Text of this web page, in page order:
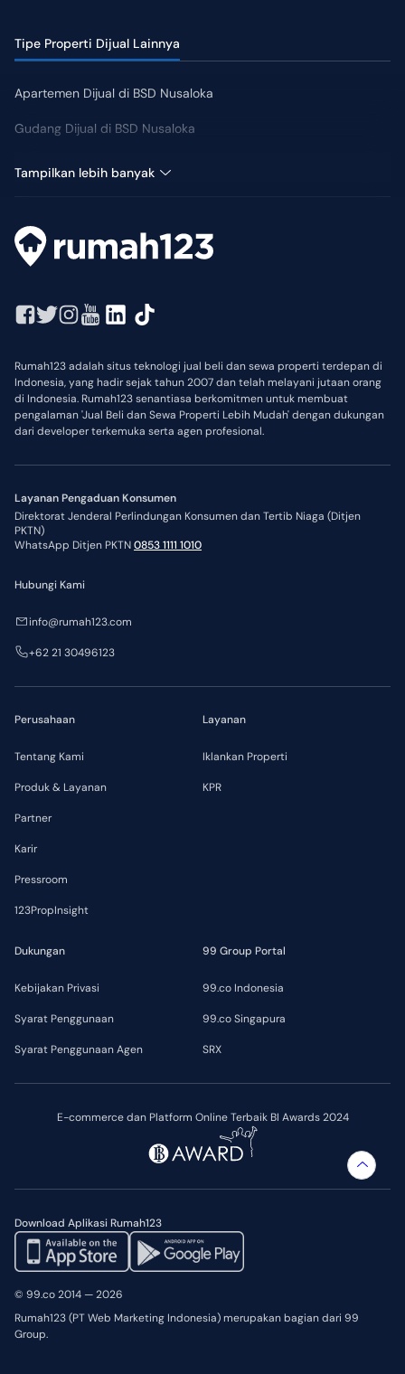
Tipe Properti Dijual Lainnya
Apartemen Dijual di BSD Nusaloka
Gudang Dijual di BSD Nusaloka
Tampilkan lebih banyak
Rumah123 adalah situs teknologi jual beli dan sewa properti terdepan di
Indonesia, yang hadir sejak tahun 2007 dan telah melayani jutaan orang
di Indonesia. Rumah123 senantiasa berkomitmen untuk membuat
pengalaman 'Jual Beli dan Sewa Properti Lebih Mudah' dengan dukungan
dari developer terkemuka serta agen profesional.
Layanan Pengaduan Konsumen
Direktorat Jenderal Perlindungan Konsumen dan Tertib Niaga (Ditjen
PKTN)
WhatsApp Ditjen PKTN0853 1111 1010
E-commerce dan Platform Online Terbaik BI Awards 2024
Download Aplikasi Rumah123
Perusahaan
Tentang Kami
Produk & Layanan
Partner
Karir
Pressroom
123PropInsight
Layanan
Iklankan Properti
KPR
Dukungan
Kebijakan Privasi
Syarat Penggunaan
Syarat Penggunaan Agen
99 Group Portal
99.co Indonesia
99.co Singapura
SRX
Hubungi Kami
info@rumah123.com
+62 21 30496123
© 99.co 2014 — 2026
Rumah123 (PT Web Marketing Indonesia) merupakan bagian dari 99
Group.